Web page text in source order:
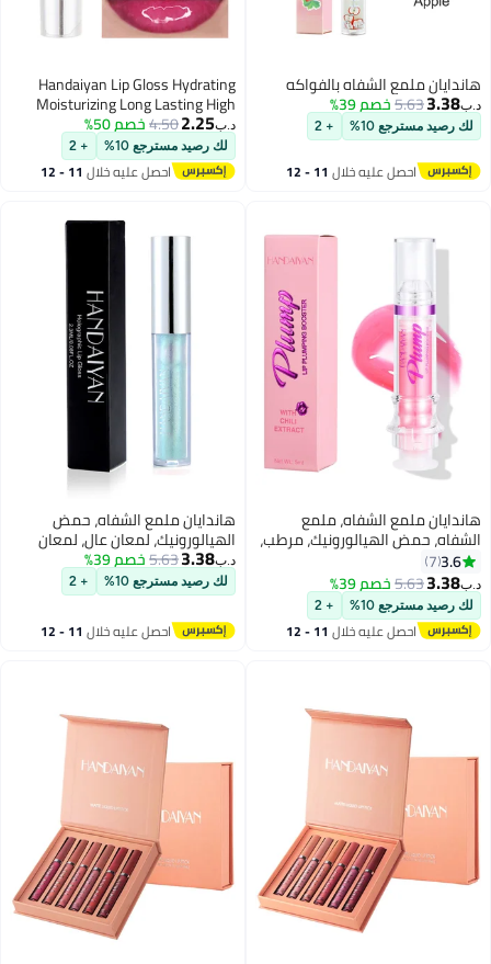
هاندايان ملمع الشفاه بالفواكه
د.ب‏3.38
5.63خصم 39%
لك رصيد مسترجع 10% + 2
احصل عليه خلال 11 - 12
12
Handaiyan Lip Gloss Hydrating
Moisturizing Long Lasting High
Glossy Jelly Lip Stain Super Gloss
Balm Oil Tinted Treatment Lip
Glow Glass Shine Glitter Makeup
Beauty Colored Bright
د.ب‏2.25
4.50خصم 50%
لك رصيد مسترجع 10% + 2
احصل عليه خلال 11 - 12
7
هاندايان ملمع الشفاه، ملمع
الشفاه، حمض الهيالورونيك، مرطب،
خفيف، لمعان عالي، غير لزج، ينعم
ويرطب، ماسات مسحوقة، علاج
الشفاه بلون طبيعي، توهج، زيت،
تلميع، بلسم، أنابيب ملمع الشفاه
3.6
7
د.ب‏3.38
5.63خصم 39%
لك رصيد مسترجع 10% + 2
احصل عليه خلال 11 - 12
7
هاندايان ملمع الشفاه، حمض
الهيالورونيك، لمعان عالٍ، لمعان
فائق، لون غير لزج، زيت وصمة عار،
أحمر الشفاه السائل، بريق رافع، يدوم
طويلاً، مقاوم للماء، مرطب للنساء
والفتيات
د.ب‏3.38
5.63خصم 39%
لك رصيد مسترجع 10% + 2
احصل عليه خلال 11 - 12